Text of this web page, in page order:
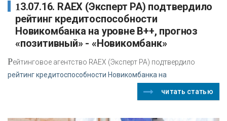
13.07.16. RAEX (Эксперт РА) подтвердило
рейтинг кредитоспособности
Новикомбанка на уровне В++, прогноз
«позитивный» - «Новикомбанк»
Рейтинговое агентство RAEX (Эксперт РА) подтвердило
рейтинг кредитоспособности Новикомбанка на
читать статью